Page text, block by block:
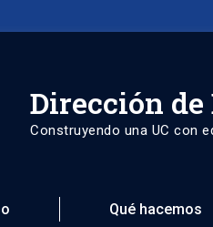
Dirección de
Construyendo una UC con
Qué hacemos